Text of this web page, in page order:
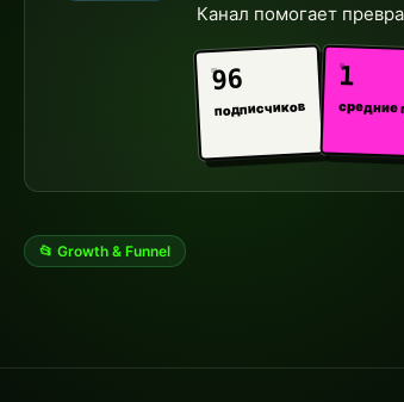
Канал помогает
96
подписчиков
1
средние
📂 Growth & Funnel